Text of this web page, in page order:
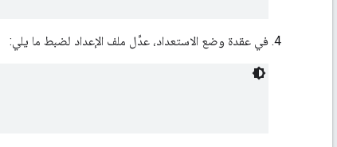
في عقدة وضع الاستعداد، عدِّل ملف الإعداد لضبط ما يلي: